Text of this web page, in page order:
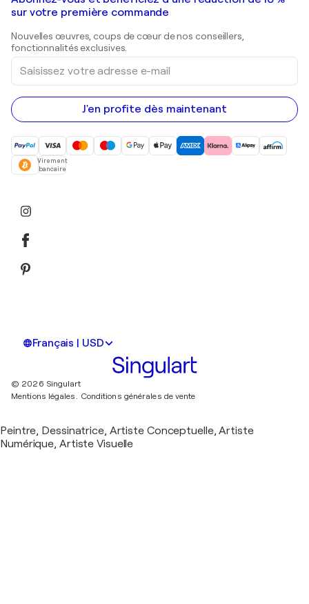
Shepard Fairey
Peintures de paysage
Estampes
Peintures acryliques
Galeries d'art en Belgique
sur votre première commande
Nouvelles œuvres, coups de cœur de nos conseillers,
fonctionnalités exclusives.
Saisissez
votre
adresse
e-
mail
J'en profite dès maintenant
Virement
bancaire
Français | USD
© 2026 Singulart
Mentions légales.
Conditions générales de vente
Peintre, Dessinatrice, Artiste Conceptuelle, Artiste
Numérique, Artiste Visuelle